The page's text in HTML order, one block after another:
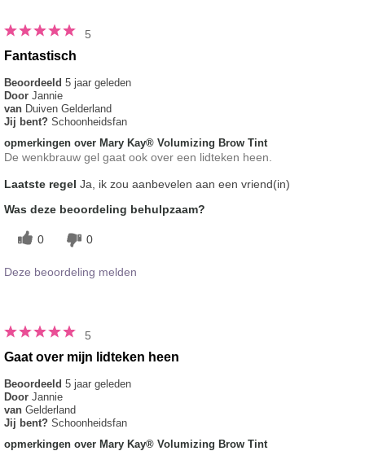
5
Fantastisch
Beoordeeld 5 jaar geleden
Door Jannie
van Duiven Gelderland
Jij bent? Schoonheidsfan
opmerkingen over Mary Kay® Volumizing Brow Tint
De wenkbrauw gel gaat ook over een lidteken heen.
Laatste regel Ja, ik zou aanbevelen aan een vriend(in)
Was deze beoordeling behulpzaam?
0 0
Deze beoordeling melden
5
Gaat over mijn lidteken heen
Beoordeeld 5 jaar geleden
Door Jannie
van Gelderland
Jij bent? Schoonheidsfan
opmerkingen over Mary Kay® Volumizing Brow Tint